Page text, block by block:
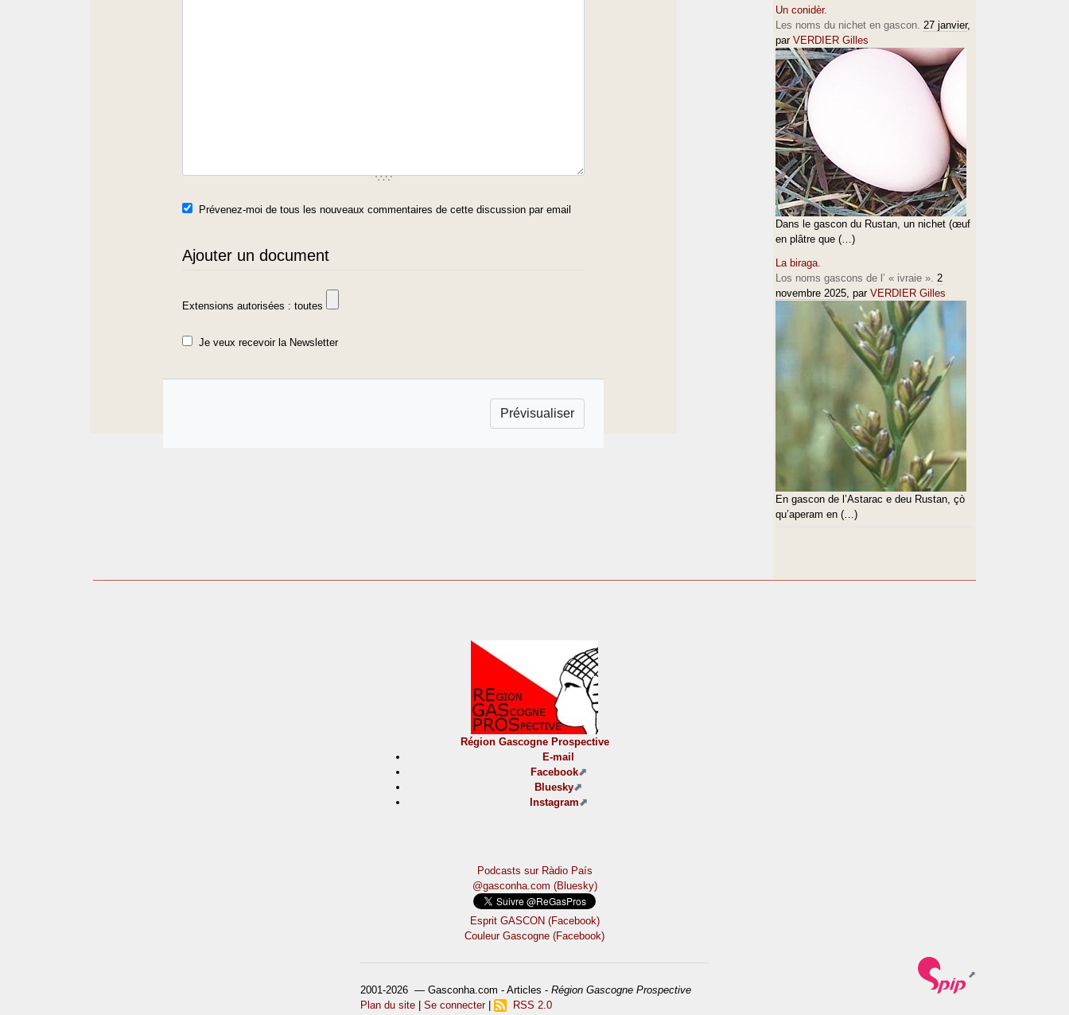
Prévenez-moi de tous les nouveaux commentaires de cette discussion par email
Ajouter un document
Extensions autorisées : toutes
Je veux recevoir la Newsletter
Un conidèr.
Les noms du nichet en gascon. 27 janvier,
par VERDIER Gilles
Dans le gascon du Rustan, un nichet (œuf
en plâtre que (…)
La biraga.
Los noms gascons de l’ « ivraie ». 2
novembre 2025, par VERDIER Gilles
En gascon de l’Astarac e deu Rustan, çò
qu’aperam en (…)
Région Gascogne Prospective
E-mail
Facebook
Bluesky
Instagram
Podcasts sur Ràdio País
@gasconha.com (Bluesky)
Esprit GASCON (Facebook)
Couleur Gascogne (Facebook)
2001-2026 — Gasconha.com - Articles - Région Gascogne Prospective
Plan du site
Se connecter| RSS 2.0